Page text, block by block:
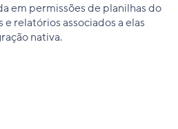
em permissões de planilhas do
relatórios associados a elas
nativa.